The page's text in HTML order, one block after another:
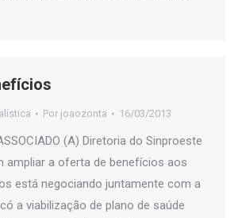
Por joaozonta 16/03/2013
(A) Diretoria do Sinproeste
ampliar a oferta de benefícios aos
está negociando juntamente com a
a viabilização de plano de saúde